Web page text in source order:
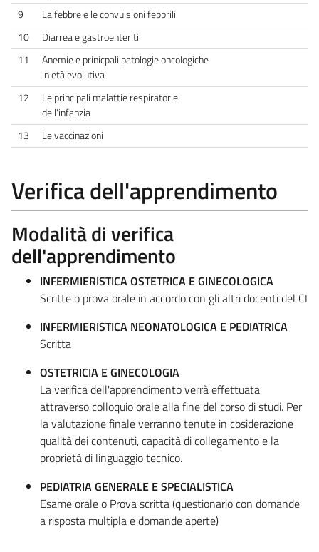
9
La febbre e le convulsioni febbrili
10
Diarrea e gastroenteriti
11
Anemie e prinicpali patologie oncologiche
in età evolutiva
12
Le principali malattie respiratorie
dell'infanzia
13
Le vaccinazioni
Verifica dell'apprendimento
Modalità di verifica
dell'apprendimento
INFERMIERISTICA OSTETRICA E GINECOLOGICA
Scritte o prova orale in accordo con gli altri docenti del CI
INFERMIERISTICA NEONATOLOGICA E PEDIATRICA
Scritta
OSTETRICIA E GINECOLOGIA
La verifica dell'apprendimento verrà effettuata
attraverso colloquio orale alla fine del corso di studi. Per
la valutazione finale verranno tenute in cosiderazione
qualità dei contenuti, capacità di collegamento e la
proprietà di linguaggio tecnico.
PEDIATRIA GENERALE E SPECIALISTICA
Esame orale o Prova scritta (questionario con domande
a risposta multipla e domande aperte)